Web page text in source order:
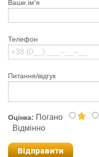
Ваше ім'я
Телефон
Питання/відгук
Оцінка: Погано
Відмінно
Відправити